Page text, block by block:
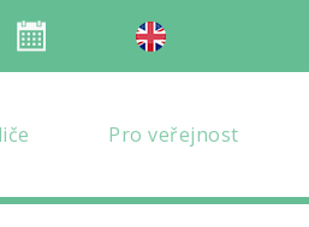
Organizace školního roku
Pro veřejnost